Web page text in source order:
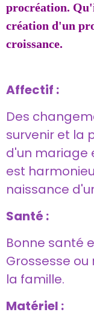
procréation.
création d'un
croissance.
Affectif :
Des
survenir et la
d'un mariage
est
naissance
Santé :
Bonne santé
Grossesse
la famille.
Matériel :